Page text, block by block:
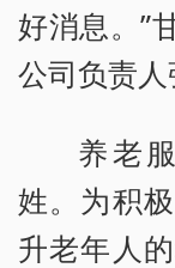
好消息。”
公司负责人
养老
姓。为积
升老年人